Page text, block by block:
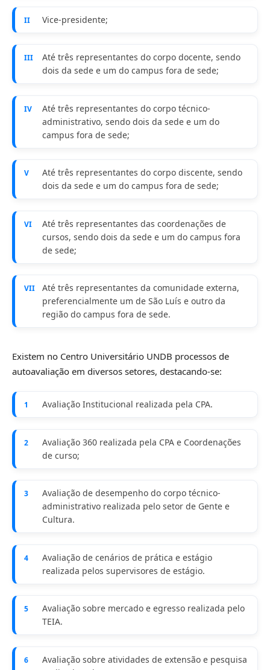
II Vice-presidente;
III
Até três representantes do corpo docente, sendo
dois da sede e um do campus fora de sede;
IV
Até três representantes do corpo técnico-
administrativo, sendo dois da sede e um do
campus fora de sede;
V
Até três representantes do corpo discente, sendo
dois da sede e um do campus fora de sede;
VI
Até três representantes das coordenações de
cursos, sendo dois da sede e um do campus fora
de sede;
VII
Até três representantes da comunidade externa,
preferencialmente um de São Luís e outro da
região do campus fora de sede.
Existem no Centro Universitário UNDB processos de
autoavaliação em diversos setores, destacando-se:
1 Avaliação Institucional realizada pela CPA.
2
Avaliação 360 realizada pela CPA e Coordenações
de curso;
3
Avaliação de desempenho do corpo técnico-
administrativo realizada pelo setor de Gente e
Cultura.
4
Avaliação de cenários de prática e estágio
realizada pelos supervisores de estágio.
5
Avaliação sobre mercado e egresso realizada pelo
TEIA.
6
Avaliação sobre atividades de extensão e pesquisa